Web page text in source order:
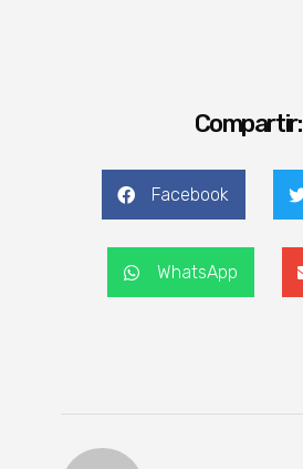
Compartir:
Facebook
WhatsApp